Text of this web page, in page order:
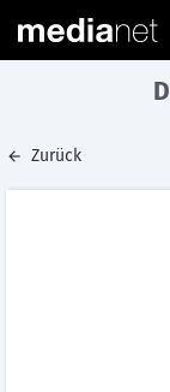
Zurück